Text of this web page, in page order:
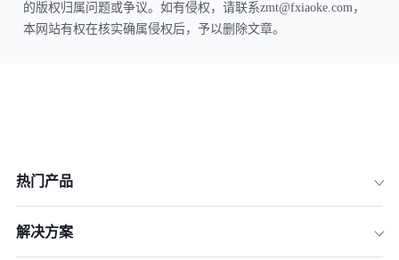
的版权归属问题或争议。如有侵权，请联系zmt@fxiaoke.com，
本网站有权在核实确属侵权后，予以删除文章。
热门产品
解决方案